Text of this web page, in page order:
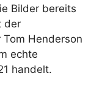
Bilder bereits
der
Henderson
echte
handelt.